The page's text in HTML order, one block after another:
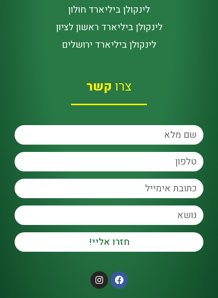
לינקולן ביליארד חולון
לינקולן ביליארד ראשון לציון
לינקולן ביליארד ירושלים
צרו קשר
חזרו אליי!